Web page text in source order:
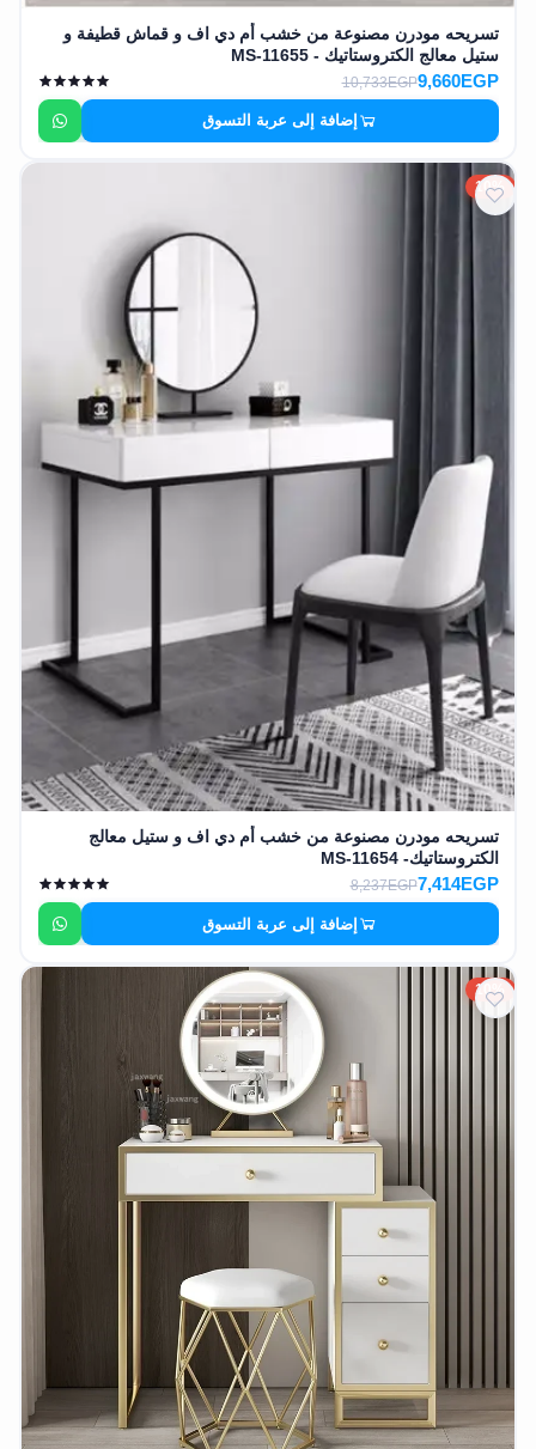
تسريحه مودرن مصنوعة من خشب أم دي اف و قماش قطيفة و
ستيل معالج الكتروستاتيك - MS-11655
9,660EGP
10,733EGP
إضافة إلى عربة التسوق
10%
تسريحه مودرن مصنوعة من خشب أم دي اف و ستيل معالج
الكتروستاتيك- MS-11654
7,414EGP
8,237EGP
إضافة إلى عربة التسوق
10%